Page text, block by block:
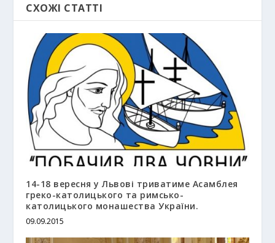
СХОЖІ СТАТТІ
14-18 вересня у Львові триватиме Асамблея
греко-католицького та римсько-
католицького монашества України.
09.09.2015